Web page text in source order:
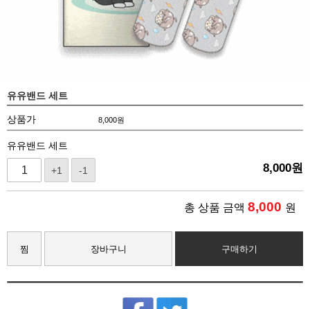
유유밴드 세트
상품가 8,000원
유유밴드 세트
+1 -1 8,000원
총 상품 금액 8,000 원
찜 장바구니 구매하기